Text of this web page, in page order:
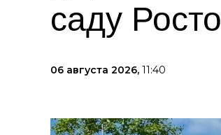
саду
06 августа 2026, 11:40